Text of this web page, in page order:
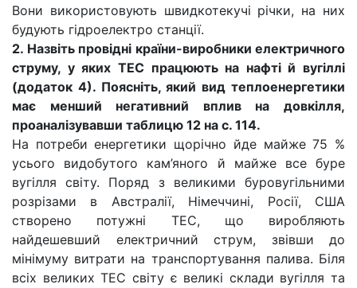
Вони використовують швидкотекучі річки, на них
будують гідроелектро станції.
2. Назвіть провідні країни-виробники електричного
струму, у яких ТЕС працюють на нафті й вугіллі
(додаток 4). Поясніть, який вид теплоенергетики
має менший негативний вплив на довкілля,
проаналізувавши таблицю 12 на с. 114.
На потреби енергетики щорічно йде майже 75 %
усього видобутого кам’яного й майже все буре
вугілля світу. Поряд з великими буровугільними
розрізами в Австралії, Німеччині, Росії, США
створено потужні ТЕС, що виробляють
найдешевший електричний струм, звівши до
мінімуму витрати на транспортування палива. Біля
всіх великих ТЕС світу є великі склади вугілля та